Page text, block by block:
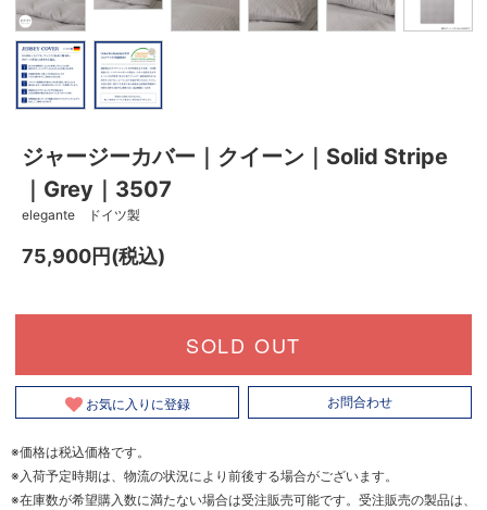
ジャージーカバー｜クイーン｜Solid Stripe
｜Grey｜3507
elegante ドイツ製
75,900円(税込)
SOLD OUT
お気に入りに登録 お問合わせ
※価格は税込価格です。
※入荷予定時期は、物流の状況により前後する場合がございます。
※在庫数が希望購入数に満たない場合は受注販売可能です。受注販売の製品は、